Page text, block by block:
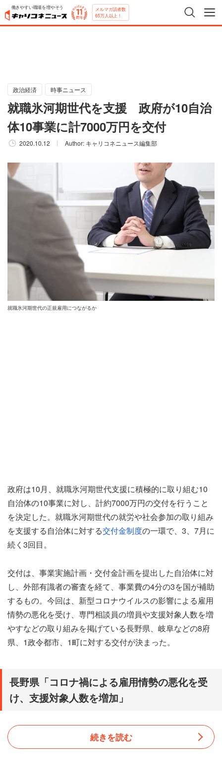
働きやすい職場を増やそう メルマガ読者数
65万人以上！
政治経済 時事ニュース
就職氷河期世代を支援 政府が10自治
体10事業に計7000万円を交付
2020.10.12 Author: キャリコネニュース編集部
就職氷河期世代の正規雇用につながるか
政府は10月、就職氷河期世代支援に積極的に取り組む10
自治体の10事業に対し、計約7000万円の交付を行うこと
を決定した。就職氷河期世代の就労や社会参加の取り組み
を支援する自治体に対する交付金制度の一環で、3、7月に
続く3回目。
交付は、事業実施計画・交付金計画を提出した自治体に対
し、外部有識者の審査を経て、事業費の4分の3を国が補助
するもの。今回は、新型コロナウイルスの影響による雇用
情勢の悪化を受け、専門相談員の増員や支援対象人数を増
やすなどの取り組みを掲げている長野県、岐阜などの8府
県、1政令都市、1町に対する交付が決まった。
長野県「コロナ禍による雇用情勢の悪化を受
け、支援対象人数を増加」
続きを読む